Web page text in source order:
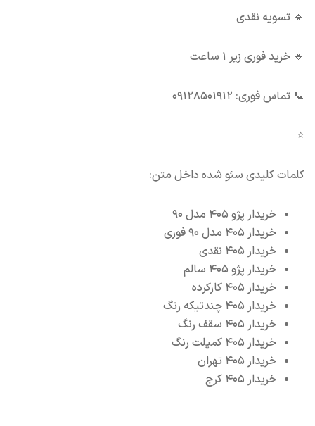
🔹 تسویه نقدی
🔹 خرید فوری زیر ۱ ساعت
📞 تماس فوری: ۰۹۱۲۸۵۰۱۹۱۲
⭐
کلمات کلیدی سئو شده داخل متن:
خریدار پژو ۴۰۵ مدل ۹۰
خریدار ۴۰۵ مدل ۹۰ فوری
خریدار ۴۰۵ نقدی
خریدار پژو ۴۰۵ سالم
خریدار ۴۰۵ کارکرده
خریدار ۴۰۵ چندتیکه رنگ
خریدار ۴۰۵ سقف رنگ
خریدار ۴۰۵ کمپلت رنگ
خریدار ۴۰۵ تهران
خریدار ۴۰۵ کرج